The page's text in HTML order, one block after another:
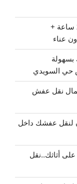
دينا تشيل اثاث مستعمل بالرياض 7 أيام / 24 ساعة +
عناء
لتاجير عمال نقل عفش
الآن لنقل عفشك داخل
حافظ على أثاثك..نقل